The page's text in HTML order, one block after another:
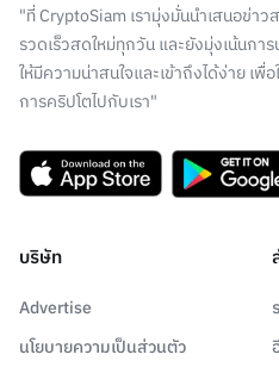
"ที่ CryptoSiam เรามุ่งมั่นนำเสนอข่าว
รวดเร็วสดใหม่ทุกวัน และยังมุ่งเน้นกา
ให้มีความน่าสนใจและเข้าถึงได้ง่าย เ
การคริปโตไปกับเรา"
บริษัท
Advertise
นโยบายความเป็นส่วนตัว